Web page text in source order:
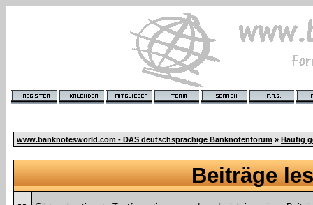
www.banknotesworld.com - DAS deutschsprachige Banknotenforum » Häufig
Beiträge